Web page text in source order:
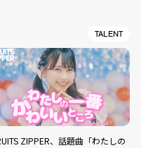
TALENT
ZIPPER、話題曲「わたしの